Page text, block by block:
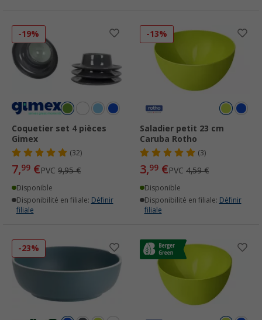
-19%
Coquetier set 4 pièces
Gimex
(32)
7,99 €PVC 9,95 €
Disponible
Disponibilité en filiale: Définir
filiale
-13%
Saladier petit 23 cm
Caruba Rotho
(3)
3,99 €PVC 4,59 €
Disponible
Disponibilité en filiale: Définir
filiale
-23%